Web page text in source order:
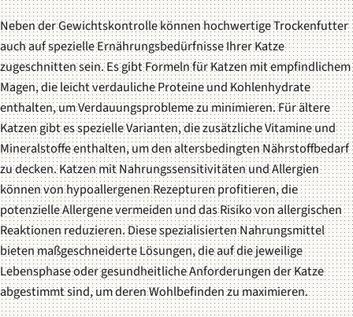
Neben der Gewichtskontrolle können hochwertige Trockenfutter
auch auf spezielle Ernährungsbedürfnisse Ihrer Katze
zugeschnitten sein. Es gibt Formeln für Katzen mit empfindlichem
Magen, die leicht verdauliche Proteine und Kohlenhydrate
enthalten, um Verdauungsprobleme zu minimieren. Für ältere
Katzen gibt es spezielle Varianten, die zusätzliche Vitamine und
Mineralstoffe enthalten, um den altersbedingten Nährstoffbedarf
zu decken. Katzen mit Nahrungssensitivitäten und Allergien
können von hypoallergenen Rezepturen profitieren, die
potenzielle Allergene vermeiden und das Risiko von allergischen
Reaktionen reduzieren. Diese spezialisierten Nahrungsmittel
bieten maßgeschneiderte Lösungen, die auf die jeweilige
Lebensphase oder gesundheitliche Anforderungen der Katze
abgestimmt sind, um deren Wohlbefinden zu maximieren.